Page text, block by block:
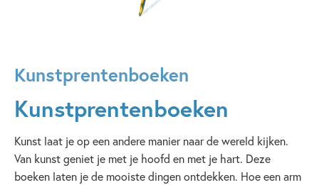
Kunstprentenboeken
Kunstprentenboeken
Kunst laat je op een andere manier naar de wereld kijken.
Van kunst geniet je met je hoofd en met je hart. Deze
boeken laten je de mooiste dingen ontdekken. Hoe een arm